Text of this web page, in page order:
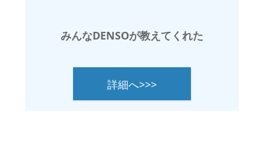
みんなDENSOが教えてくれた
詳細へ>>>